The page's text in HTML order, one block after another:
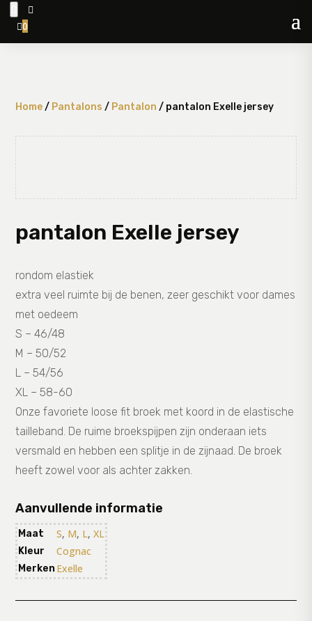

0
Home/ Pantalons / Pantalon / pantalon Exelle jersey
pantalon Exelle jersey
rondom elastiek
extra veel ruimte bij de benen, zeer geschikt voor dames
met oedeem
S – 46/48
M – 50/52
L – 54/56
XL – 58-60
Onze favoriete loose fit broek met koord in de elastische
tailleband. De ruime broekspijpen zijn onderaan iets
versmald en hebben een splitje in de zijnaad. De broek
heeft zowel voor als achter zakken.
Aanvullende informatie
Maat S, M, L,XL
Kleur Cognac
MerkenExelle